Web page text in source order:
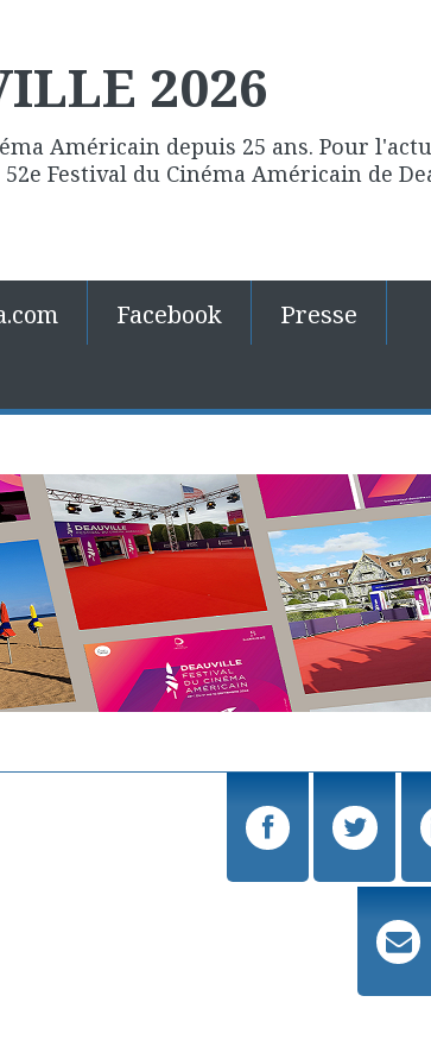
2026
Américain depuis 25 ans. Pour
Festival du Cinéma Américain de
Facebook
Presse